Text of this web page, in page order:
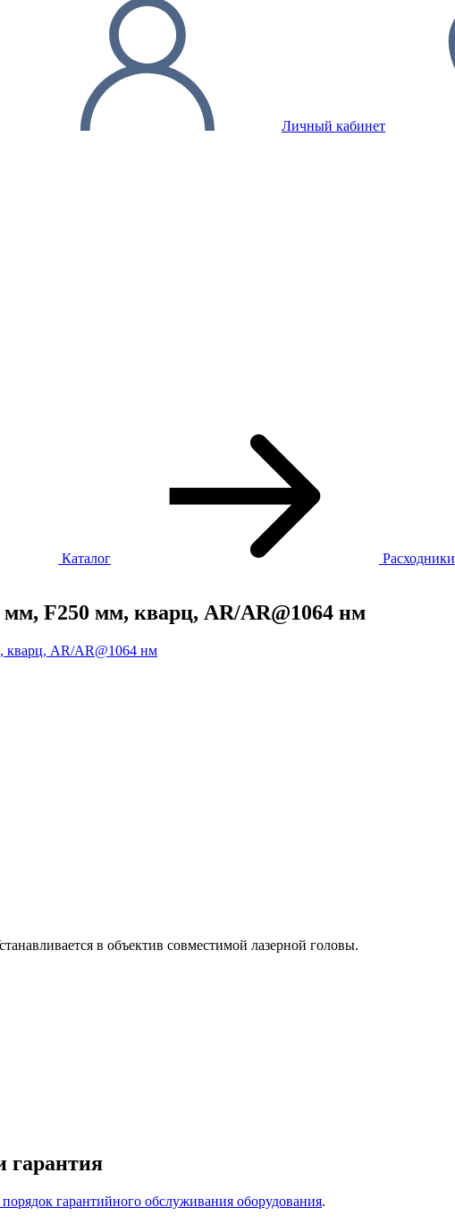
Личный кабинет
Каталог Расходники
мм, F250 мм, кварц, AR/AR@1064 нм
в объектив совместимой лазерной головы.
гарантия
гарантийного обслуживания оборудования.